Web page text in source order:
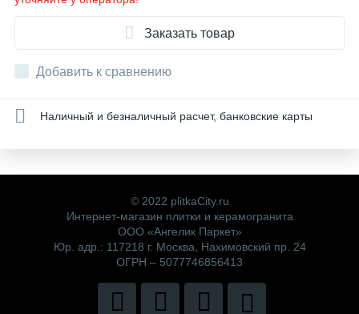
Заказать товар
Добавить к сравнению
Наличный и безналичный расчет, банковские карты
© 2022 plitkaCity.ru
Интернет-магазин плитки и керамогранита
ООО «Ангелик Паркет»
Юр. адр.: 117218 г. Москва, Нахимовский пр. 24
ОГРН – 5077746856413